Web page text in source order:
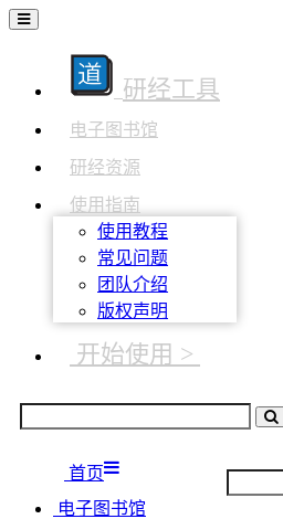
研经工具
电子图书馆
研经资源
使用指南
使用教程
常见问题
团队介绍
版权声明
开始使用 >
首页
电子图书馆